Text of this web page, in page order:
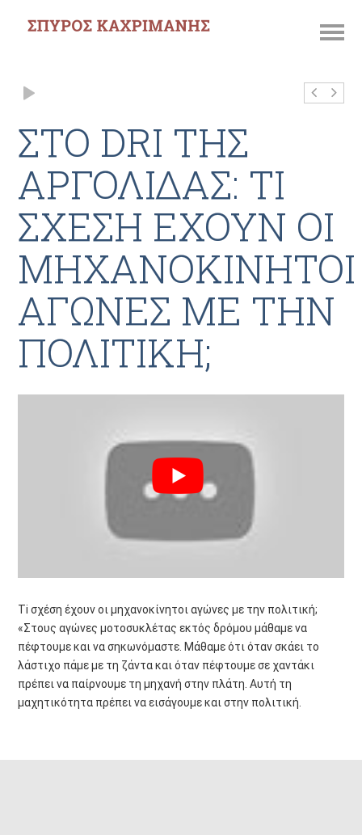
ΣΤΟ DRI ΤΗΣ
ΑΡΓΟΛΙΔΑΣ: ΤΙ
ΣΧΕΣΗ ΕΧΟΥΝ ΟΙ
ΜΗΧΑΝΟΚΙΝΗΤΟΙ
ΑΓΩΝΕΣ ΜΕ ΤΗΝ
ΠΟΛΙΤΙΚΗ;
Ti σχέση έχουν οι μηχανοκίνητοι αγώνες με την πολιτική;
«Στους αγώνες μοτοσυκλέτας εκτός δρόμου μάθαμε να
πέφτουμε και να σηκωνόμαστε. Μάθαμε ότι όταν σκάει το
λάστιχο πάμε με τη ζάντα και όταν πέφτουμε σε χαντάκι
πρέπει να παίρνουμε τη μηχανή στην πλάτη. Αυτή τη
μαχητικότητα πρέπει να εισάγουμε και στην πολιτική.